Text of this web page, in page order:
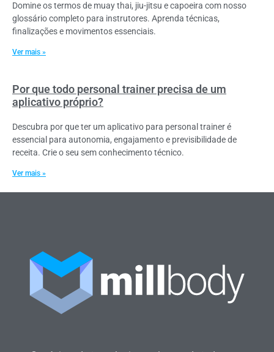
Domine os termos de muay thai, jiu-jitsu e capoeira com nosso
glossário completo para instrutores. Aprenda técnicas,
finalizações e movimentos essenciais.
Ver mais »
Por que todo personal trainer precisa de um
aplicativo próprio?
Descubra por que ter um aplicativo para personal trainer é
essencial para autonomia, engajamento e previsibilidade de
receita. Crie o seu sem conhecimento técnico.
Ver mais »